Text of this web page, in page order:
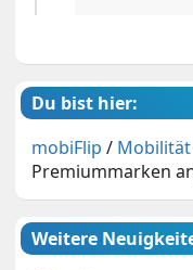
Du bist hier:
mobiFlip / Mobilität
Premiummarken
Weitere